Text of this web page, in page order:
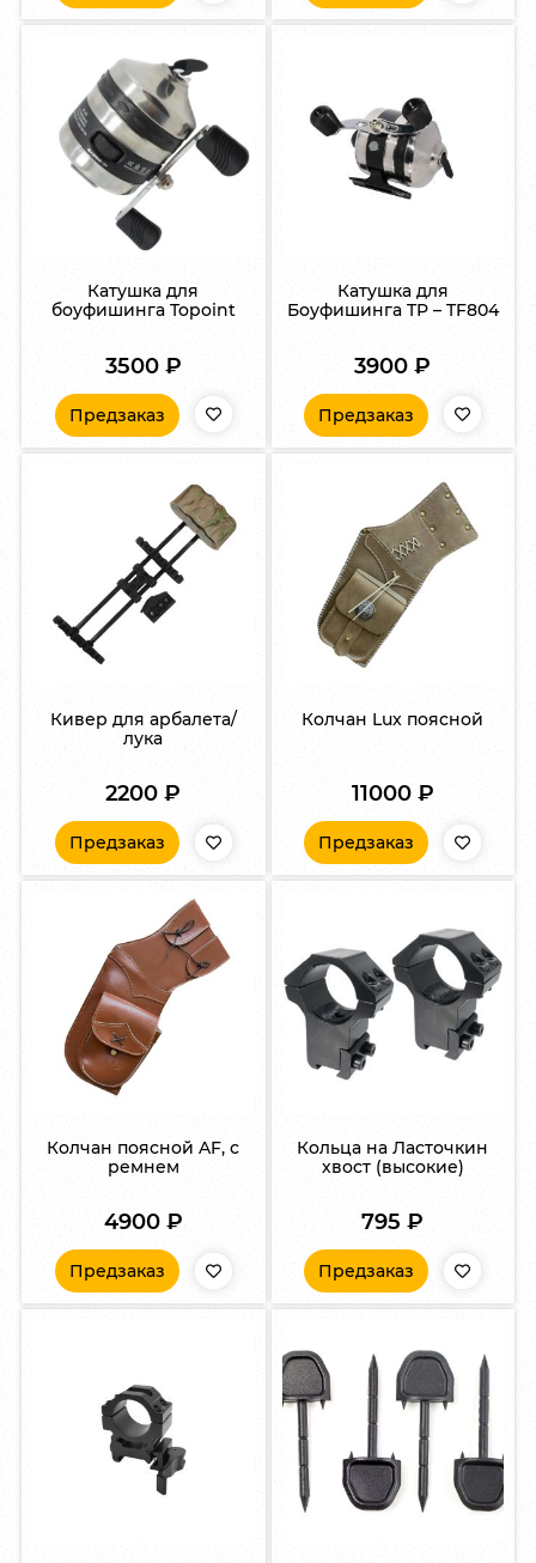
Катушка для
боуфишинга Topoint
3500 ₽
Предзаказ
Катушка для
Боуфишинга TP – TF804
3900₽
Предзаказ
Кивер для арбалета/
лука
2200₽
Предзаказ
Колчан Lux поясной
11000 ₽
Предзаказ
Колчан поясной AF, с
ремнем
4900 ₽
Предзаказ
Кольца на Ласточкин
хвост (высокие)
795₽
Предзаказ